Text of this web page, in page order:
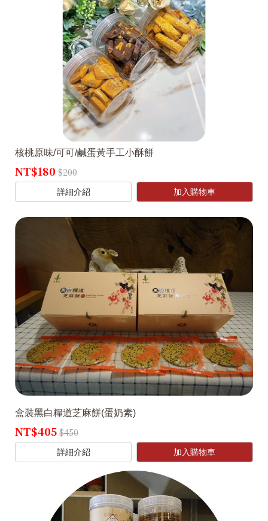
核桃原味/可可/鹹蛋黃手工小酥餅
NT$180 $200
加入購物車
詳細介紹
盒裝黑白糧道芝麻餅(蛋奶素)
NT$405 $450
加入購物車
詳細介紹